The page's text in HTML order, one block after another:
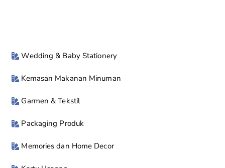
Wedding & Baby Stationery
Kemasan Makanan Minuman
Garmen & Tekstil
Packaging Produk
Memories dan Home Decor